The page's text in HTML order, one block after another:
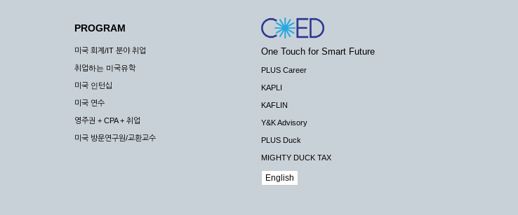
PROGRAM
미국 회계/IT 분야 취업
취업하는 미국유학
미국 인턴십
미국 연수
영주권 + CPA + 취업
미국 방문연구원/교환교수
One Touch for Smart Future
PLUS Career
KAPLI
KAFLIN
Y&K Advisory
PLUS Duck
MIGHTY DUCK TAX
English